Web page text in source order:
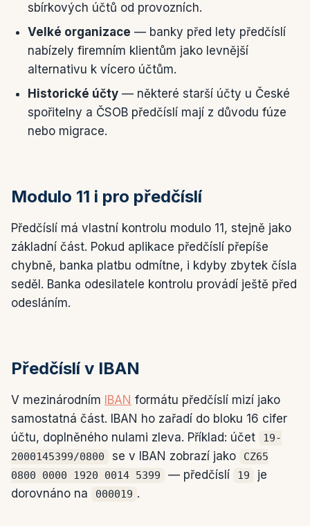
sbírkových účtů od provozních.
Velké organizace — banky před lety předčíslí
nabízely firemním klientům jako levnější
alternativu k vícero účtům.
Historické účty — některé starší účty u České
spořitelny a ČSOB předčíslí mají z důvodu fúze
nebo migrace.
Modulo 11 i pro předčíslí
Předčíslí má vlastní kontrolu modulo 11, stejně jako
základní část. Pokud aplikace předčíslí přepíše
chybně, banka platbu odmítne, i kdyby zbytek čísla
seděl. Banka odesilatele kontrolu provádí ještě před
odesláním.
Předčíslí v IBAN
V mezinárodním IBAN formátu předčíslí mizí jako
samostatná část. IBAN ho zařadí do bloku 16 cifer
účtu, doplněného nulami zleva. Příklad: účet
19-
2000145399/0800
se v IBAN zobrazí jako
CZ65
0800 0000 1920 0014 5399
— předčíslí 19
je
dorovnáno na
000019 .